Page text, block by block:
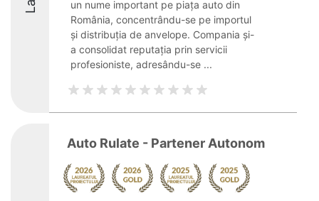
un nume important pe piața auto din
România, concentrându-se pe importul
și distribuția de anvelope. Compania și-
a consolidat reputația prin servicii
profesioniste, adresându-se ...
Auto Rulate - Partener Autonom